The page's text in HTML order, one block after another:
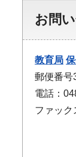
お問
教育局
郵便番号
電話：
ファック